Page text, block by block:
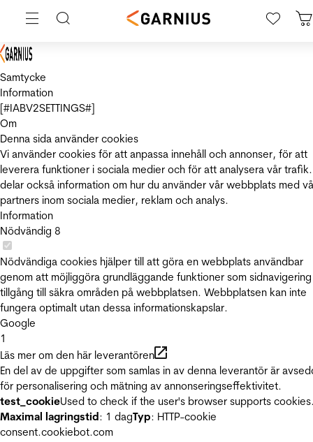
Samtycke
Information
[#IABV2SETTINGS#]
Om
Denna sida använder cookies
Vi använder cookies för att anpassa innehåll och annonser, för att
leverera funktioner i sociala medier och för att analysera vår
delar också information om hur du använder vår webbplats med
partners inom sociala medier, reklam och analys.
Information
Nödvändig 8
Nödvändiga cookies hjälper till att göra en webbplats användbar
genom att möjliggöra grundläggande funktioner som
tillgång till säkra områden på webbplatsen. Webbplatsen kan inte
fungera optimalt utan dessa informationskapslar.
Google
1
Läs mer om den här leverantören
En del av de uppgifter som samlas in av denna leverantör är
för personalisering och mätning av annonseringseffektivitet.
test_cookieUsed to check if the user's browser supports
Maximal lagringstid: 1 dagTyp: HTTP-cookie
consent.cookiebot.com